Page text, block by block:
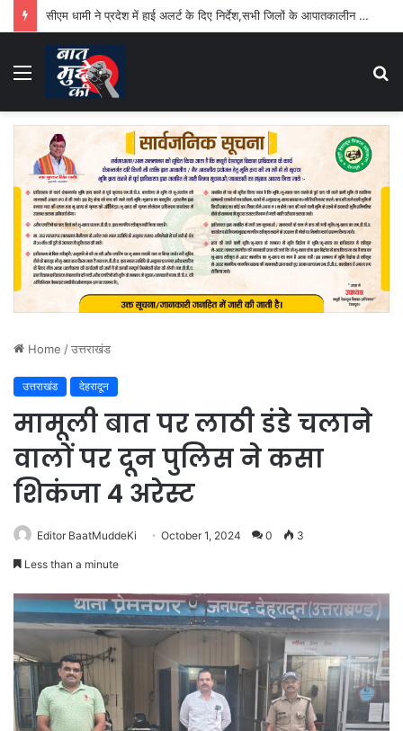
सीएम धामी ने प्रदेश में हाई अलर्ट के दिए निर्देश,सभी जिलों के आपातकालीन परिचालन केंद्र 24 घंटे रहेंगे सक्रिय
Menu
Home /उत्तराखंड
उत्तराखंड देहरादून
मामूली बात पर लाठी डंडे चलाने
वालों पर दून पुलिस ने कसा
शिकंजा 4 अरेस्ट
Editor BaatMuddeKi October 1, 2024 0 3
Less than a minute